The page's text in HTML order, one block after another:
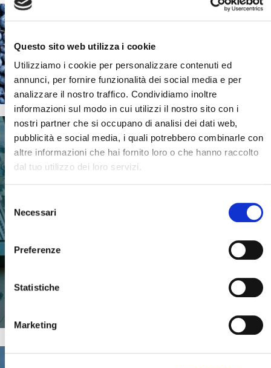
Questo sito web utilizza i cookie
Utilizziamo i cookie per personalizzare contenuti ed
annunci, per fornire funzionalità dei social media e per
analizzare il nostro traffico. Condividiamo inoltre
informazioni sul modo in cui utilizzi il nostro sito con i
nostri partner che si occupano di analisi dei dati web,
pubblicità e social media, i quali potrebbero combinarle con
altre informazioni che hai fornito loro o che hanno raccolto
dal tuo utilizzo dei loro servizi.
Selezione
del
consenso
Necessari
Preferenze
Statistiche
Marketing
Scopri il mondo Blueberry e tutte le
persone che ne fanno parte
GRANDI EMOZIONI